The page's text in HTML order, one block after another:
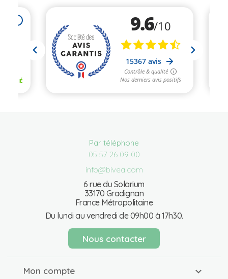
Par téléphone
05 57 26 09 00
info@bivea.com
6 rue du Solarium
33170 Gradignan
France Métropolitaine
Du lundi au vendredi de 09h00 à 17h30.
Nous contacter
Mon compte